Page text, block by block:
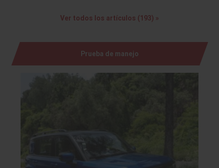
Ver todos los artículos (193) »
Prueba de manejo